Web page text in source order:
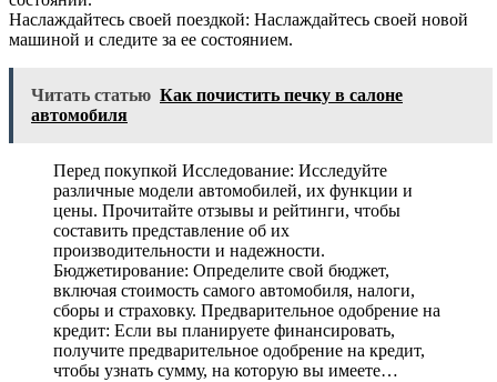
Наслаждайтесь своей поездкой: Наслаждайтесь своей новой
машиной и следите за ее состоянием.
Читать статью Как почистить печку в салоне
автомобиля
Перед покупкой Исследование: Исследуйте
различные модели автомобилей, их функции и
цены. Прочитайте отзывы и рейтинги, чтобы
составить представление об их
производительности и надежности.
Бюджетирование: Определите свой бюджет,
включая стоимость самого автомобиля, налоги,
сборы и страховку. Предварительное одобрение на
кредит: Если вы планируете финансировать,
получите предварительное одобрение на кредит,
чтобы узнать сумму, на которую вы имеете…